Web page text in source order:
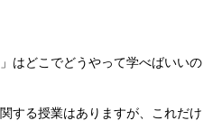
はどこでどうやって学べばいいの
する授業はありますが、これだけ